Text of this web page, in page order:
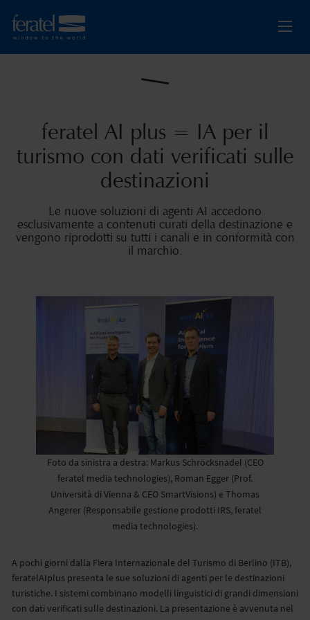
feratel AI plus = IA per il
turismo con dati verificati sulle
destinazioni
Le nuove soluzioni di agenti AI accedono
esclusivamente a contenuti curati della destinazione e
vengono riprodotti su tutti i canali e in conformità con
il marchio.
Foto da sinistra a destra: Markus Schröcksnadel (CEO
feratel media technologies), Roman Egger (Prof.
Università di Vienna & CEO SmartVisions) e Thomas
Angerer (Responsabile gestione prodotti IRS, feratel
media technologies).
A pochi giorni dalla Fiera Internazionale del Turismo di Berlino (ITB),
feratelAIplus presenta le sue soluzioni di agenti per le destinazioni
turistiche. I sistemi combinano modelli linguistici di grandi dimensioni
con dati verificati sulle destinazioni. La presentazione è avvenuta nel